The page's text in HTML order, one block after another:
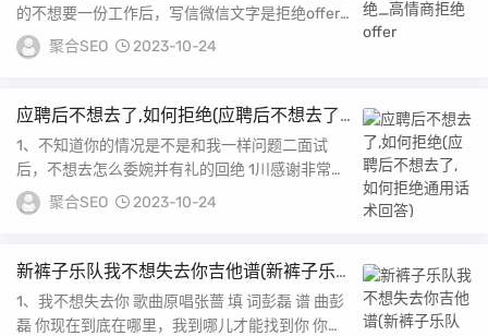
的不想要一份工作后，写信微信文字是拒绝offer
较好的方式它避免了面谈时的尴尬，也能...
聚合SEO 2023-10-24
应聘后不想去了,如何拒绝(应聘后不想去了,
如何拒绝通用话术回答)
1、不知道你的情况是不是和我一样问题二面试
后，不想去怎么委婉并有礼的回绝 1川感谢非常简
单，感谢你给以的机会，也非常感谢贵司对我认
可！2...
聚合SEO 2023-10-24
新裤子乐队我不想失去你吉他谱(新裤子乐
队吉他谱不想失去你)
1、我不想失去你 歌曲原唱张蔷 填 词彭磊 谱 曲彭
磊 你现在到底在哪里，我到哪儿才能找到你 你把